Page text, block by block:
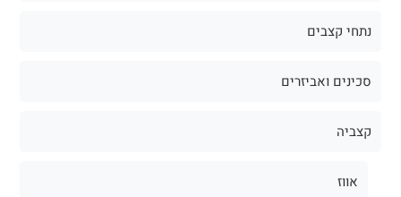
נתחי קצבים
סכינים ואביזרים
קצביה
אווז